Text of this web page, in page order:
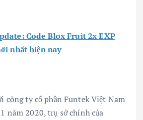
Code Blox Fruit 2x EXP
nhất hiện nay
công ty cổ phần Funtek Việt Nam
năm 2020, trụ sở chính của